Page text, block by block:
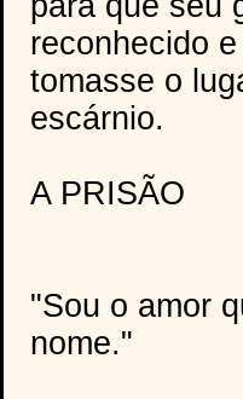
reconhecido
tomasse o
escárnio.
A PRISÃO
"Sou o amor
nome."